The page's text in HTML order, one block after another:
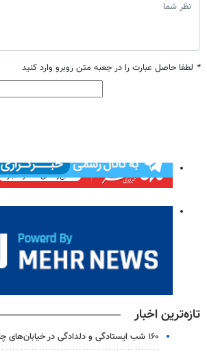
* لطفا حاصل عبارت را در جعبه متن روبرو وارد کنید
تازه‌ترین اخبار
۱۶۰ شب ایستادگی و دلدادگی در خیابان‌های چابهار